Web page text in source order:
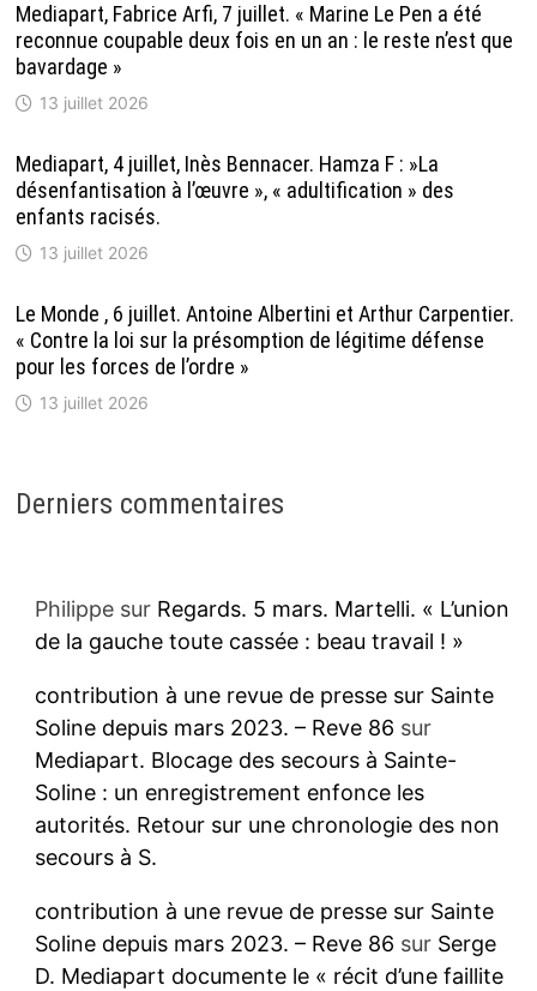
Mediapart, Fabrice Arfi, 7 juillet. « Marine Le Pen a été
reconnue coupable deux fois en un an : le reste n’est que
bavardage »
13 juillet 2026
Mediapart, 4 juillet, Inès Bennacer. Hamza F : »La
désenfantisation à l’œuvre », « adultification » des
enfants racisés.
13 juillet 2026
Le Monde , 6 juillet. Antoine Albertini et Arthur Carpentier.
« Contre la loi sur la présomption de légitime défense
pour les forces de l’ordre »
13 juillet 2026
Derniers commentaires
Philippesur Regards. 5 mars. Martelli. « L’union
de la gauche toute cassée : beau travail ! »
contribution à une revue de presse sur Sainte
Soline depuis mars 2023. – Reve 86 sur
Mediapart. Blocage des secours à Sainte-
Soline : un enregistrement enfonce les
autorités. Retour sur une chronologie des non
secours à S.
contribution à une revue de presse sur Sainte
Soline depuis mars 2023. – Reve 86 sur Serge
D. Mediapart documente le « récit d’une faillite